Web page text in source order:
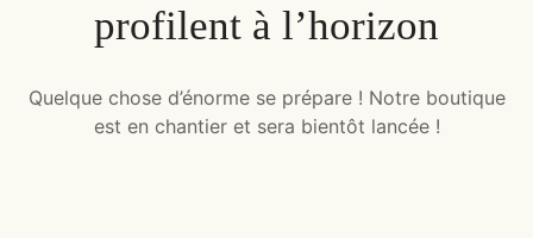
profilent à l’horizon
Quelque chose d’énorme se prépare ! Notre boutique
est en chantier et sera bientôt lancée !